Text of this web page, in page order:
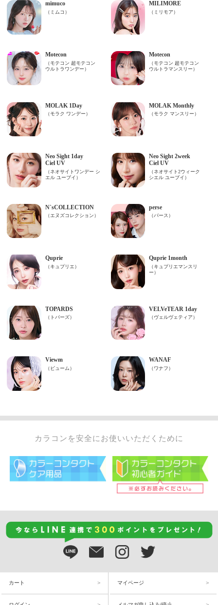
カラコンを安全にお使いいただくために
カート マイページ